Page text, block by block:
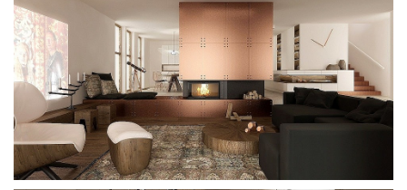
Ниже на фото топка franek (Kratki) с отделкой из
натурального камня. Мощность 10 кВт.
>>Нажмите, чтобы узнать цену каминной топки у
официального поставщика компании Кратки с доставкой из
Москвы.